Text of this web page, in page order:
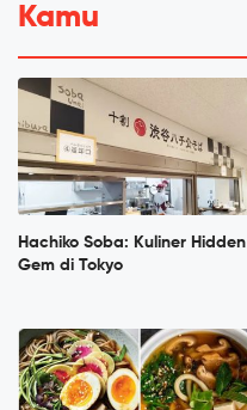
Kamu
Hachiko Soba: Kuliner Hidden
Gem di Tokyo